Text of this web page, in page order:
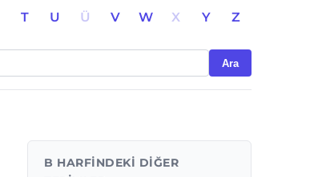
T U Ü V W X Y Z
Ara
B HARFINDEKI DIĞER